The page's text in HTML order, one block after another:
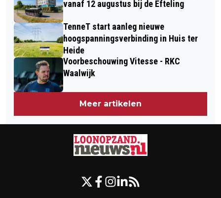
vanaf 12 augustus bij de Efteling
TenneT start aanleg nieuwe
hoogspanningsverbinding in Huis ter
Heide
Voorbeschouwing Vitesse - RKC
Waalwijk
Meer artikelen